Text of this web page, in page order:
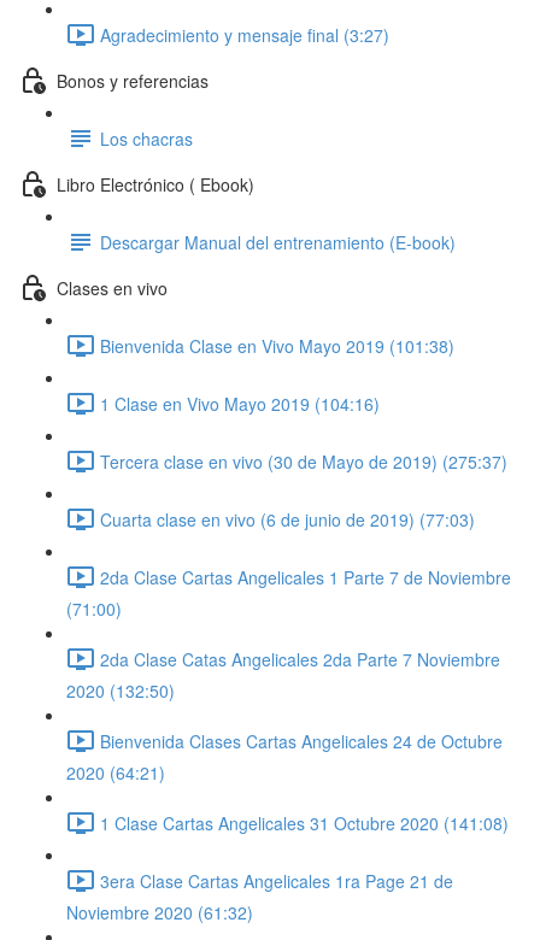
Agradecimiento y mensaje final (3:27)
Bonos y referencias
Los chacras
Libro Electrónico ( Ebook)
Descargar Manual del entrenamiento (E-book)
Clases en vivo
Bienvenida Clase en Vivo Mayo 2019 (101:38)
1 Clase en Vivo Mayo 2019 (104:16)
Tercera clase en vivo (30 de Mayo de 2019) (275:37)
Cuarta clase en vivo (6 de junio de 2019) (77:03)
2da Clase Cartas Angelicales 1 Parte 7 de Noviembre
(71:00)
2da Clase Catas Angelicales 2da Parte 7 Noviembre
2020 (132:50)
Bienvenida Clases Cartas Angelicales 24 de Octubre
2020 (64:21)
1 Clase Cartas Angelicales 31 Octubre 2020 (141:08)
3era Clase Cartas Angelicales 1ra Page 21 de
Noviembre 2020 (61:32)